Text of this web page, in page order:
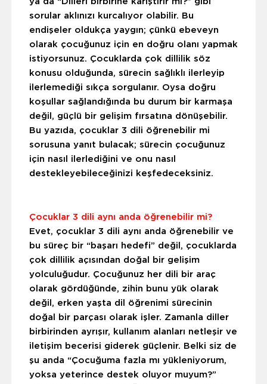
sorular aklınızı kurcalıyor olabilir. Bu
endişeler oldukça yaygın; çünkü ebeveyn
olarak çocuğunuz için en doğru olanı yapmak
istiyorsunuz. Çocuklarda çok dillilik söz
konusu olduğunda, sürecin sağlıklı ilerleyip
ilerlemediği sıkça sorgulanır. Oysa doğru
koşullar sağlandığında bu durum bir karmaşa
değil, güçlü bir gelişim fırsatına dönüşebilir.
Bu yazıda, çocuklar 3 dili öğrenebilir mi
sorusuna yanıt bulacak; sürecin çocuğunuz
için nasıl ilerlediğini ve onu nasıl
destekleyebileceğinizi keşfedeceksiniz.
Çocuklar 3 dili aynı anda öğrenebilir mi?
Evet, çocuklar 3 dili aynı anda öğrenebilir ve
bu süreç bir “başarı hedefi” değil, çocuklarda
çok dillilik açısından doğal bir gelişim
yolculuğudur. Çocuğunuz her dili bir araç
olarak gördüğünde, zihin bunu yük olarak
değil, erken yaşta dil öğrenimi sürecinin
doğal bir parçası olarak işler. Zamanla diller
birbirinden ayrışır, kullanım alanları netleşir ve
iletişim becerisi giderek güçlenir. Belki siz de
şu anda “Çocuğuma fazla mı yükleniyorum,
yoksa yeterince destek oluyor muyum?”